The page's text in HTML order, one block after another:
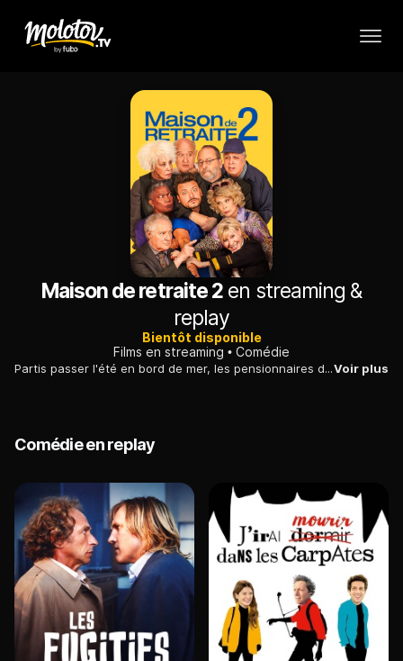
Maison de retraite 2 en streaming &
replay
Bientôt disponible
Films en streaming
Comédie
Partis passer l'été en bord de mer, les pensionnaires d'une maison de retraite voient vite ces "vacances" se transformer en un véritable cauchemar.Voir plus
Comédie en replay